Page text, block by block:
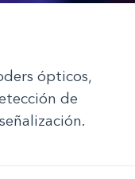
ópticos,
de